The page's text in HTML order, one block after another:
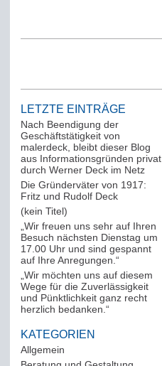
LETZTE EINTRÄGE
Nach Beendigung der
Geschäftstätigkeit von
malerdeck, bleibt dieser Blog
aus Informationsgründen privat
durch Werner Deck im Netz
Die Gründerväter von 1917:
Fritz und Rudolf Deck
(kein Titel)
„Wir freuen uns sehr auf Ihren
Besuch nächsten Dienstag um
17.00 Uhr und sind gespannt
auf Ihre Anregungen.“
„Wir möchten uns auf diesem
Wege für die Zuverlässigkeit
und Pünktlichkeit ganz recht
herzlich bedanken.“
KATEGORIEN
Allgemein